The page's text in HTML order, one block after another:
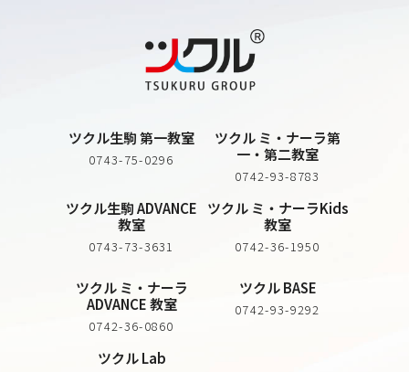
ツクル ミ・ナーラKids
教室
0742-36-1950
ツクル生駒 第一教室
0743-75-0296
ツクル ミ・ナーラ第
一・第二教室
0742-93-8783
ツクル生駒 ADVANCE
教室
0743-73-3631
ツクル ミ・ナーラ
ADVANCE 教室
0742-36-0860
ツクル Lab
ツクル BASE
0742-93-9292